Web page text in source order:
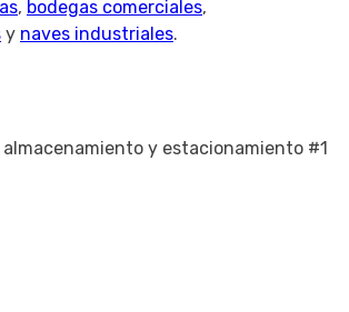
, bodegas comerciales,
y naves industriales.
almacenamiento y estacionamiento #1